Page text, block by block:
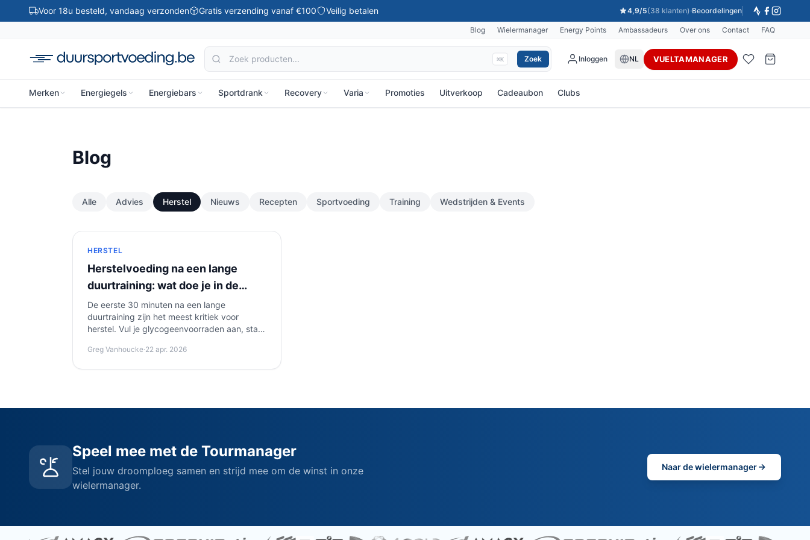
Ga naar inhoudVoor 18u besteld, vandaag verzonden Gratis verzending vanaf €100 Veilig betalen 4,9/5(38 klanten)·Beoordelingen
Blog Wielermanager Energy Points Ambassadeurs Over ons Contact FAQ
⌘K Zoek Inloggen NL VUELTAMANAGER
Merken Energiegels Energiebars Sportdrank Recovery Varia Promoties Uitverkoop Cadeaubon Clubs
Blog
Alle Advies Herstel Nieuws Recepten Sportvoeding Training Wedstrijden & Events
HERSTEL
Herstelvoeding na een lange
duurtraining: wat doe je in de
eerste 30 minuten?
De eerste 30 minuten na een lange
duurtraining zijn het meest kritiek voor
herstel. Vul je glycogeenvoorraden aan, start
elektrolyten. Ontdek hoe je het anabole
Greg Vanhoucke·22 apr. 2026
Speel mee met de Tourmanager
Stel jouw droomploeg samen en strijd mee om de winst in onze
wielermanager.
Naar de wielermanager